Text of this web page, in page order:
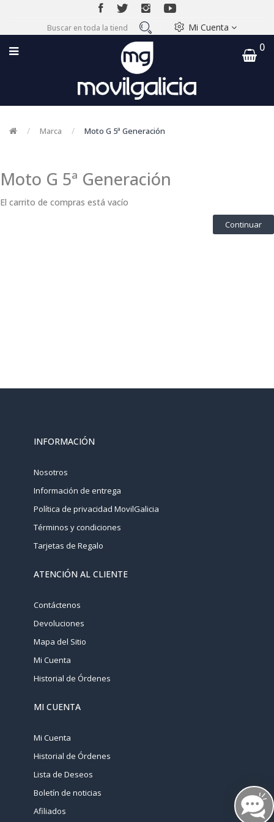
Mi Cuenta
0
Marca Moto G 5ª Generación
Moto G 5ª Generación
El carrito de compras está vacío
Continuar
INFORMACIÓN
Nosotros
Información de entrega
Política de privacidad MovilGalicia
Términos y condiciones
Tarjetas de Regalo
ATENCIÓN AL CLIENTE
Contáctenos
Devoluciones
Mapa del Sitio
Mi Cuenta
Historial de Órdenes
MI CUENTA
Mi Cuenta
Historial de Órdenes
Lista de Deseos
Boletín de noticias
Afiliados